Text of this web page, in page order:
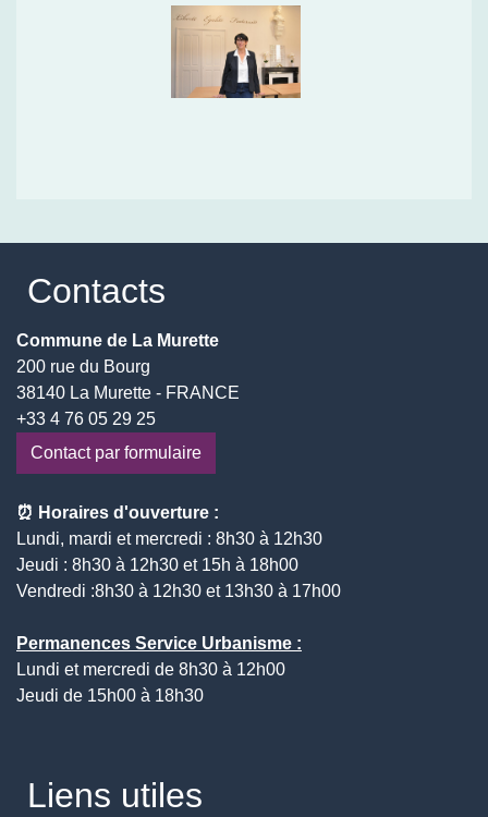
Contacts
Commune de La Murette
200 rue du Bourg
38140 La Murette - FRANCE
+33 4 76 05 29 25
Contact par formulaire
⏰ Horaires d'ouverture :
Lundi, mardi et mercredi : 8h30 à 12h30
Jeudi : 8h30 à 12h30 et 15h à 18h00
Vendredi :8h30 à 12h30 et 13h30 à 17h00
Permanences Service Urbanisme :
Lundi et mercredi de 8h30 à 12h00
Jeudi de 15h00 à 18h30
Liens utiles